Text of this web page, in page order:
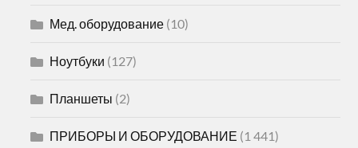
Мед. оборудование (10)
Ноутбуки (127)
Планшеты (2)
ПРИБОРЫ И ОБОРУДОВАНИЕ (1 441)